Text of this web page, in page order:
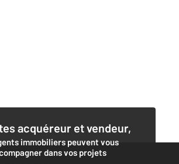
acquéreur et vendeur,
immobiliers peuvent vous
dans vos projets